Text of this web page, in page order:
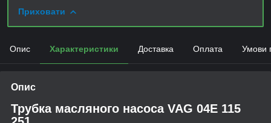
Приховати
Опис Характеристики Доставка Оплата Умови
Опис
Трубка масляного насоса VAG 04E 115